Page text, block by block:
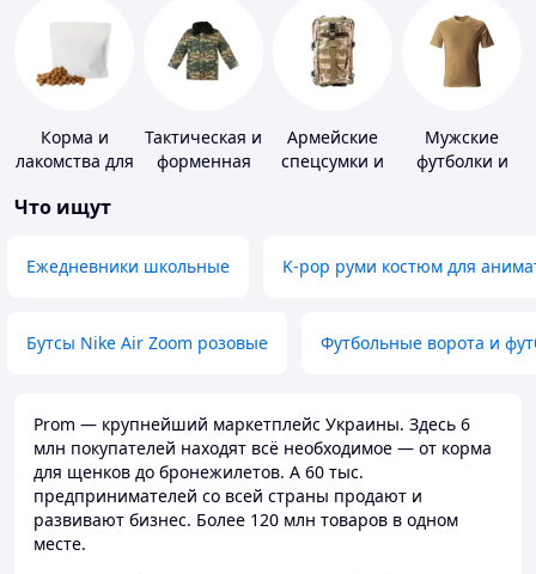
Корма и
лакомства для
животных и
Тактическая и
форменная
Армейские
спецсумки и
Мужские
футболки и
Что ищут
Ежедневники школьные K-pop руми костюм для
Бутсы Nike Air Zoom розовые Футбольные ворота и
Prom — крупнейший маркетплейс Украины. Здесь 6
млн покупателей находят всё необходимое — от корма
для щенков до бронежилетов. А 60 тыс.
предпринимателей со всей страны продают и
развивают бизнес. Более 120 млн товаров в одном
месте.